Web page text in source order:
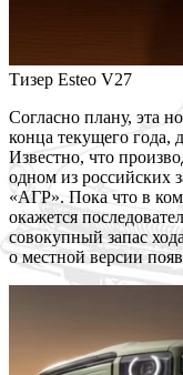
Тизер Esteo V27
Согласно плану, эта
конца текущего года,
Известно, что
одном из российских
«АГР». Пока что в
окажется
совокупный запас
о местной версии